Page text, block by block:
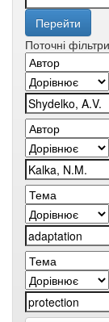
Поточні